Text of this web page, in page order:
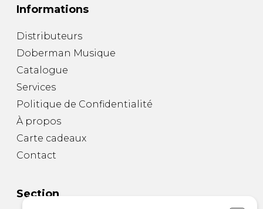
Informations
Distributeurs
Doberman Musique
Catalogue
Services
Politique de Confidentialité
À propos
Carte cadeaux
Contact
Section